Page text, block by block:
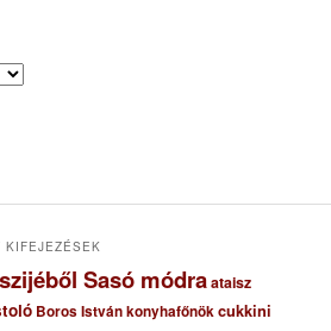
KIFEJEZÉSEK
Sasó módraataisz
Boros István konyhafőnökcukkini